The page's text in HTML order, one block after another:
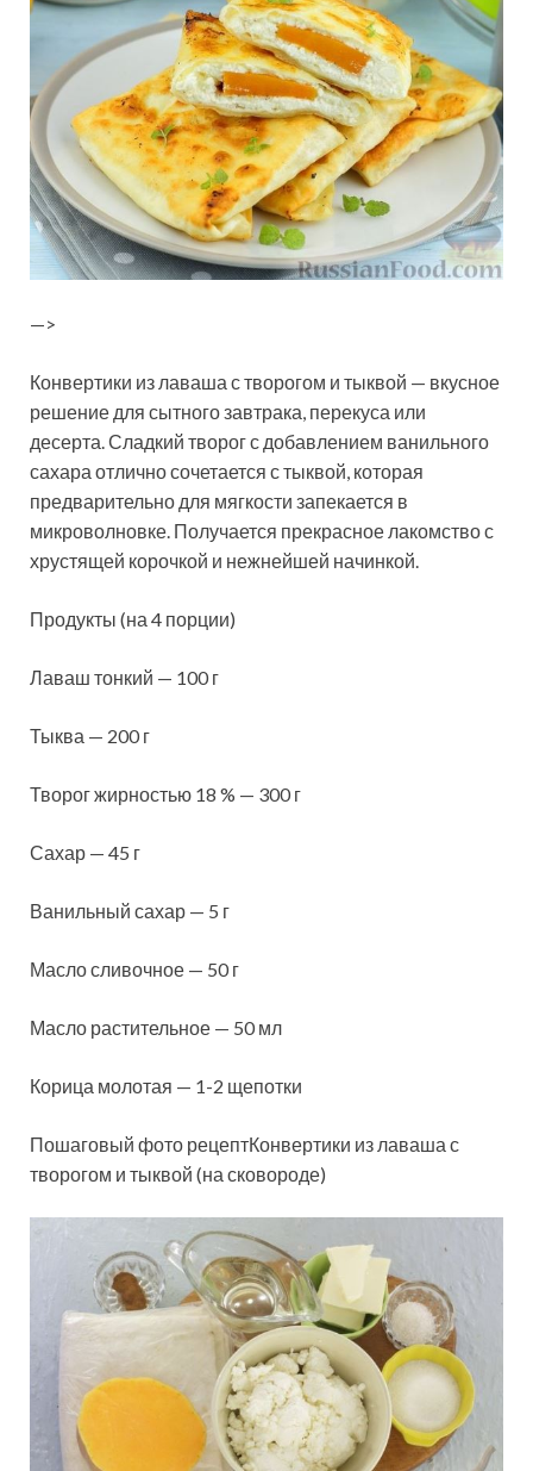
—>
Конвертики из лаваша с творогом и тыквой — вкусное
решение для сытного завтрака, перекуса или
десерта. Сладкий творог с добавлением ванильного
сахара отлично сочетается с тыквой, которая
предварительно для мягкости запекается в
микроволновке. Получается прекрасное лакомство с
хрустящей корочкой и нежнейшей начинкой.
Продукты (на 4 порции)
Лаваш тонкий — 100 г
Тыква — 200 г
Творог жирностью 18 % — 300 г
Сахар — 45 г
Ванильный сахар — 5 г
Масло сливочное — 50 г
Масло растительное — 50 мл
Корица молотая — 1-2 щепотки
Пошаговый фото рецептКонвертики из лаваша с
творогом и тыквой (на сковороде)